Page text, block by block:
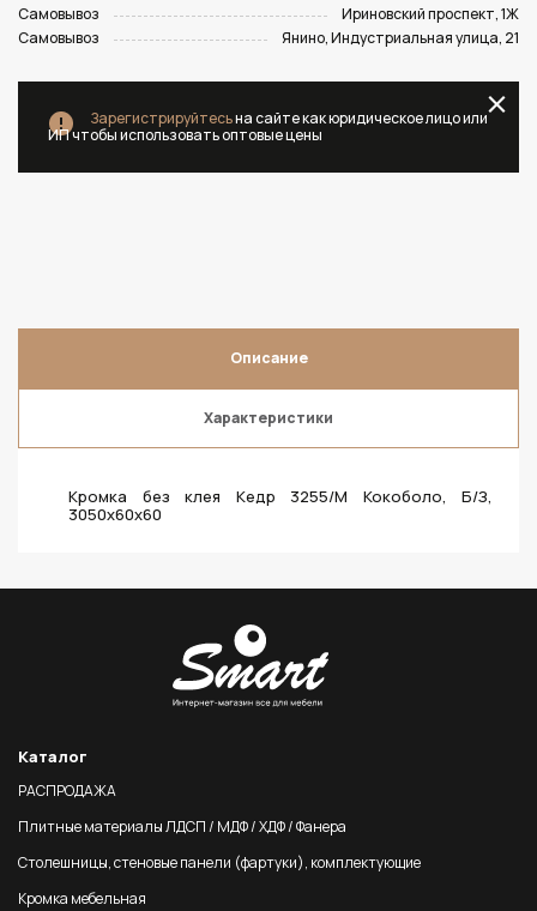
Самовывоз
Ириновский проспект, 1Ж
Самовывоз
Янино, Индустриальная улица, 21
Зарегистрируйтесьна сайте как юридическое лицо или
ИП чтобы использовать оптовые цены
Описание
Характеристики
Кромка без клея Кедр 3255/M Кокоболо, Б/З,
3050х60х60
Каталог
РАСПРОДАЖА
Плитные материалы ЛДСП / МДФ / ХДФ / Фанера
Столешницы, стеновые панели (фартуки), комплектующие
Кромка мебельная